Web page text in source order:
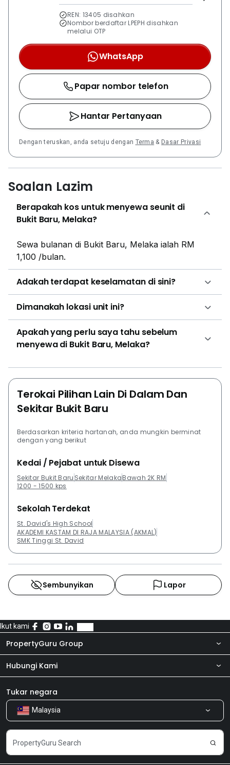
REN: 13405 disahkan
Nombor berdaftar LPEPH disahkan
melalui OTP
WhatsApp
Papar nombor telefon
Hantar Pertanyaan
Dengan teruskan, anda setuju dengan Terma & Dasar Privasi
Soalan Lazim
Berapakah kos untuk menyewa seunit di
Bukit Baru, Melaka?
Sewa bulanan di Bukit Baru, Melaka ialah RM
1,100 /bulan.
Adakah terdapat keselamatan di sini?
Dimanakah lokasi unit ini?
Apakah yang perlu saya tahu sebelum
menyewa di Bukit Baru, Melaka?
Terokai Pilihan Lain Di Dalam Dan
Sekitar Bukit Baru
Berdasarkan kriteria hartanah, anda mungkin berminat
dengan yang berikut
Kedai / Pejabat untuk Disewa
Sekitar Bukit Baru Sekitar MelakaBawah 2K RM
1200 - 1500 kps
Sekolah Terdekat
St. David's High School
AKADEMI KASTAM DI RAJA MALAYSIA (AKMAL)
SMK Tinggi St. David
Sembunyikan Lapor
Ikut kami
PropertyGuru Group
Tentang kita
Produk kami
Kerjaya
Hubungi Kami
Bilik Berita
Kongsi Maklum Balas
Tukar negara
Malaysia